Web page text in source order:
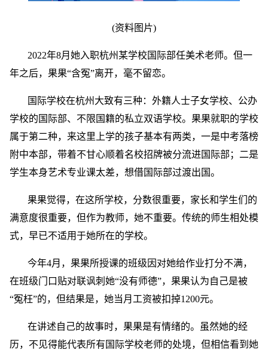
(资料图片)
2022年8月她入职杭州某学校国际部任美术老师。但一
年之后，果果“含冤”离开，毫不留恋。
国际学校在杭州大致有三种：外籍人士子女学校、公办
学校的国际部、不限国籍的私立双语学校。果果就职的学校
属于第二种，来这里上学的孩子基本有两类，一是中考落榜
附中本部，带着不甘心顺着名校招牌被分流进国际部；二是
学生本身艺术专业课太差，想借国际部过渡出国。
果果觉得，在这所学校，分数很重要，家长和学生们的
满意度很重要，但作为教师，她不重要。传统的师生相处模
式，早已不适用于她所在的学校。
今年4月，果果所授课的班级因对她给作业打分不满，
在班级门口贴对联讽刺她“没有师德”，果果认为自己是被
“冤枉”的，但结果是，她当月工资被扣掉1200元。
在讲述自己的故事时，果果是有情绪的。虽然她的经
历，不见得能代表所有国际学校老师的处境，但相信看到她